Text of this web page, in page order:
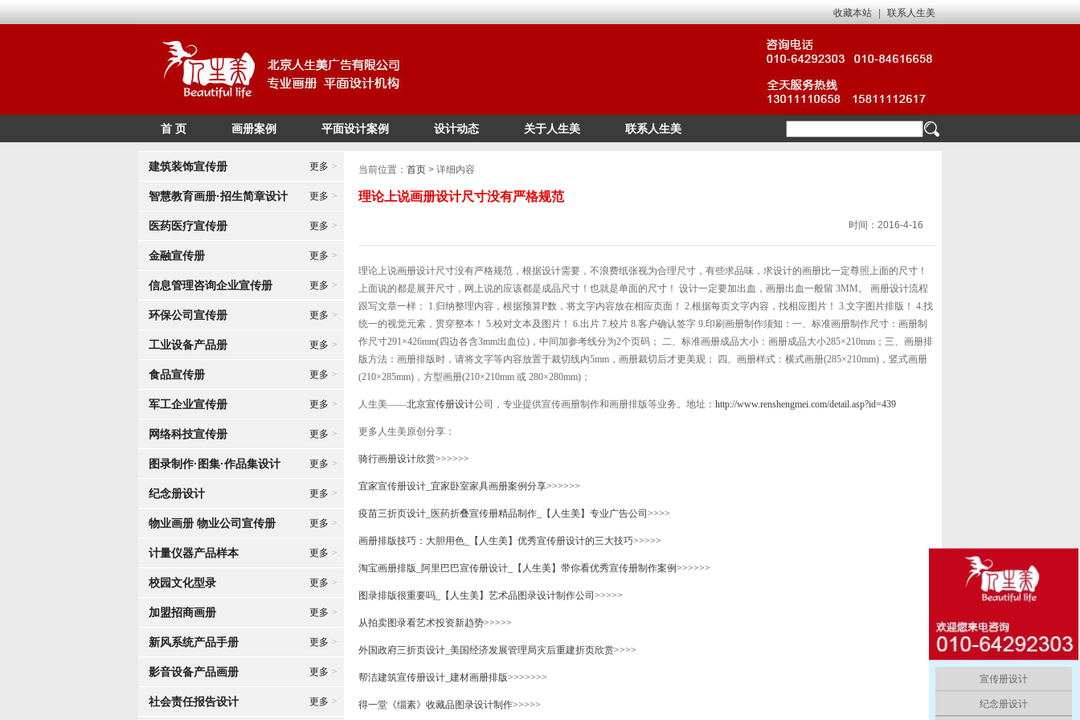
联系人生美
收藏本站
/* */
首 页 画册案例 平面设计案例 设计动态 关于人生美 联系人生美
建筑装饰宣传册 更多 >
智慧教育画册·招生简章设计 更多 >
医药医疗宣传册 更多 >
金融宣传册 更多 >
信息管理咨询企业宣传册 更多 >
环保公司宣传册 更多 >
工业设备产品册 更多 >
食品宣传册 更多 >
军工企业宣传册 更多 >
网络科技宣传册 更多 >
图录制作·图集·作品集设计 更多 >
纪念册设计 更多 >
物业画册 物业公司宣传册 更多 >
计量仪器产品样本 更多 >
校园文化型录 更多 >
加盟招商画册 更多 >
新风系统产品手册 更多 >
影音设备产品画册 更多 >
社会责任报告设计 更多 >
当前位置： 首页 > 详细内容
理论上说画册设计尺寸没有严格规范
时间：2016-4-16
理论上说画册设计尺寸没有严格规范 ，根据设计需要，不浪费纸张视为合理尺寸，有些求品味，求设计的画册比一定尊照上面的尺寸！
上面说的都是展开尺寸，网上说的应该都是成品尺寸！也就是单面的尺寸！ 设计一定要加出血，画册出血一般留 3MM。 画册设计流程
跟写文章一样： 1.归纳整理内容，根据预算P数，将文字内容放在相应页面！ 2.根据每页文字内容，找相应图片！ 3.文字图片排版！ 4.找
统一的视觉元素，贯穿整本！ 5.校对文本及图片！ 6.出片 7.校片 8.客户确认签字 9.印刷画册制作须知：一、标准画册制作尺寸：画册制
作尺寸291×426mm(四边各含3mm出血位)，中间加参考线分为2个页码； 二、标准画册成品大小：画册成品大小285×210mm；三、画册排
版方法：画册排版时，请将文字等内容放置于裁切线内5mm，画册裁切后才更美观； 四、画册样式：横式画册(285×210mm)，竖式画册
(210×285mm)，方型画册(210×210mm 或 280×280mm)；
人生美——北京宣传册设计公司，专业提供宣传画册制作和画册排版等业务。地址： http://www.renshengmei.com/detail.asp?id=439
更多人生美原创分享：
骑行画册设计欣赏>>>>>>
宜家宣传册设计_宜家卧室家具画册案例分享>>>>>>
疫苗三折页设计_医药折叠宣传册精品制作_【人生美】专业广告公司>>>>
画册排版技巧：大胆用色_【人生美】优秀宣传册设计的三大技巧>>>>>
淘宝画册排版_阿里巴巴宣传册设计_【人生美】带你看优秀宣传册制作案例>>>>>>
图录排版很重要吗_【人生美】艺术品图录设计制作公司>>>>>
从拍卖图录看艺术投资新趋势>>>>>
外国政府三折页设计_美国经济发展管理局灾后重建折页欣赏>>>>
帮洁建筑宣传册设计_建材画册排版>>>>>>>
得一堂《缁素》收藏品图录设计制作>>>>>
宣传册设计
纪念册设计